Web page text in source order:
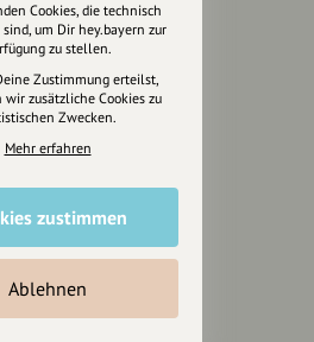
Impressum
Datenschutz
AGB
zurücksetzen
Mediakit
Cookies, die technisch
um Dir hey.bayern zur
zu stellen.
Zustimmung erteilst,
zusätzliche Cookies zu
Zwecken.
Mehr erfahren
zustimmen
Ablehnen